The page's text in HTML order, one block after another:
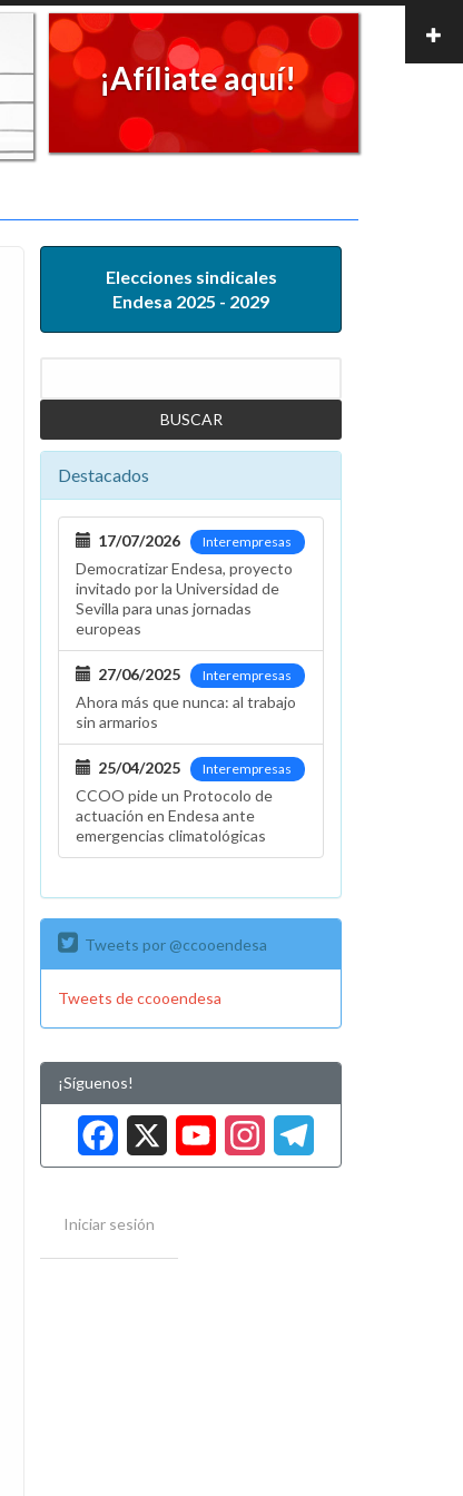
¡Afíliate aquí!
Elecciones sindicales
Endesa 2025 - 2029
Destacados
Interempresas
17/07/2026
Democratizar Endesa, proyecto
invitado por la Universidad de
Sevilla para unas jornadas
europeas
Interempresas
27/06/2025
Ahora más que nunca: al trabajo
sin armarios
Interempresas
25/04/2025
CCOO pide un Protocolo de
actuación en Endesa ante
emergencias climatológicas
Tweets por @ccooendesa
Tweets de ccooendesa
¡Síguenos!
Facebook
XYouTube
Iniciar sesión